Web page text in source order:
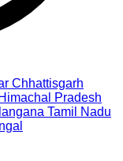
Chhattisgarh
Himachal Pradesh
Tamil Nadu